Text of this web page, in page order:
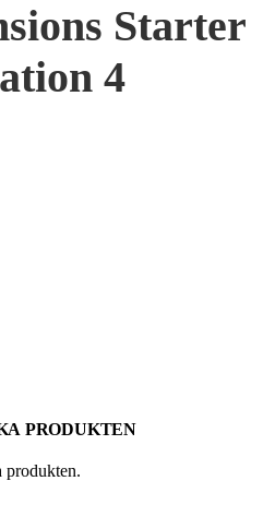
Starter
4
PRODUKTEN
produkten.